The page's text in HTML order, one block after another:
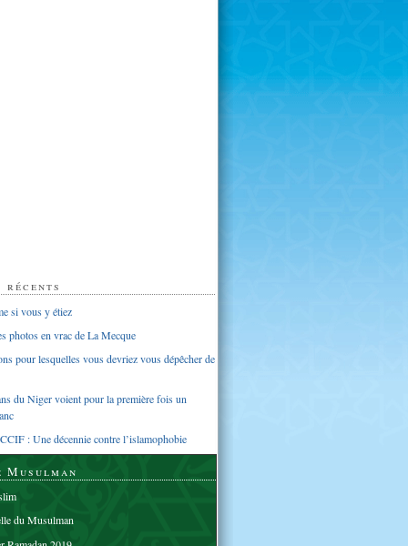
si vous y étiez
photos en vrac de La Mecque
pour lesquelles vous devriez vous dépêcher de
du Niger voient pour la première fois un
: Une décennie contre l’islamophobie
Musulman
du Musulman